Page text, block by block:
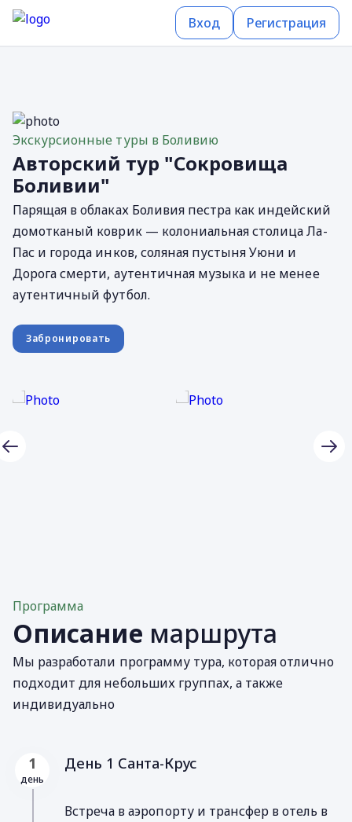
Вход Регистрация
Экскурсионные туры в Боливию
Авторский тур "Сокровища
Боливии"
Парящая в облаках Боливия пестра как индейский
домотканый коврик — колониальная столица Ла-
Пас и города инков, соляная пустыня Уюни и
Дорога смерти, аутентичная музыка и не менее
аутентичный футбол.
Забронировать
Программа
Описание маршрута
Мы разработали программу тура, которая отлично
подходит для небольших группах, а также
индивидуально
1
день
День 1 Санта-Крус
Встреча в аэропорту и трансфер в отель в